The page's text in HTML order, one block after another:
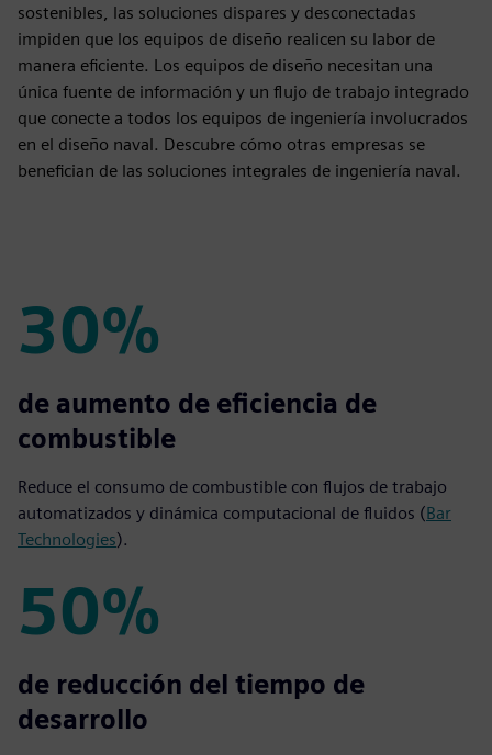
sostenibles, las soluciones dispares y desconectadas
impiden que los equipos de diseño realicen su labor de
manera eficiente. Los equipos de diseño necesitan una
única fuente de información y un flujo de trabajo integrado
que conecte a todos los equipos de ingeniería involucrados
en el diseño naval. Descubre cómo otras empresas se
benefician de las soluciones integrales de ingeniería naval.
30%
30%
de aumento de eficiencia de
combustible
Reduce el consumo de combustible con flujos de trabajo
automatizados y dinámica computacional de fluidos (Bar
Technologies).
50%
50%
de reducción del tiempo de
desarrollo